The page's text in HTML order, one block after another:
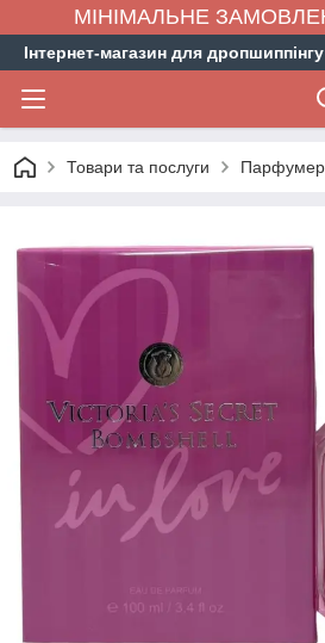
МІНІМАЛЬНЕ
Інтернет-магазин для
Товари та послуги